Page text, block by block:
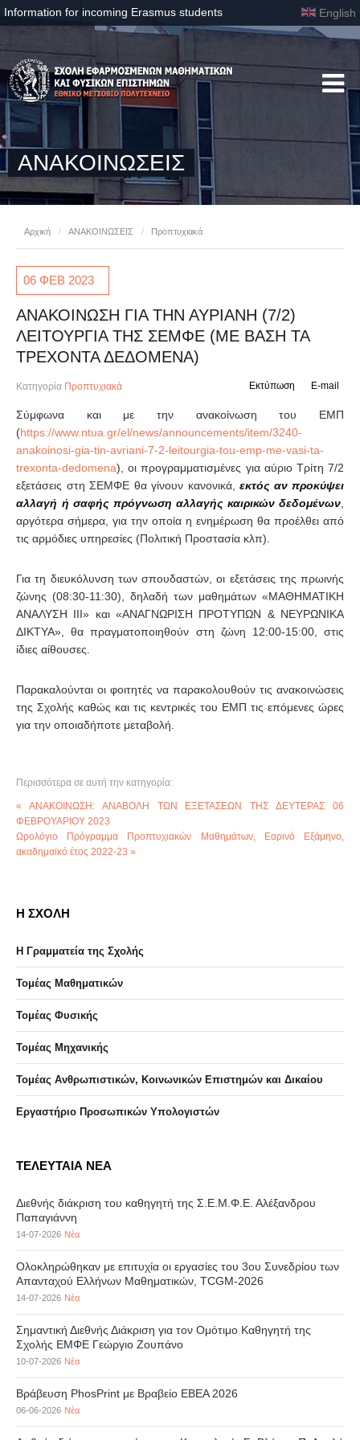
Information for incoming Erasmus students English
ΑΝΑΚΟΙΝΩΣΕΙΣ
Αρχική / ΑΝΑΚΟΙΝΩΣΕΙΣ / Προπτυχιακά
06 ΦΕΒ 2023
ΑΝΑΚΟΙΝΩΣΗ ΓΙΑ ΤΗΝ ΑΥΡΙΑΝΗ (7/2)
ΛΕΙΤΟΥΡΓΙΑ ΤΗΣ ΣΕΜΦΕ (ΜΕ ΒΑΣΗ ΤΑ
ΤΡΕΧΟΝΤΑ ΔΕΔΟΜΕΝΑ)
Κατηγορία Προπτυχιακά E-mail
Εκτύπωση
Σύμφωνα και με την ανακοίνωση του ΕΜΠ
(https://www.ntua.gr/el/news/announcements/item/3240-
anakoinosi-gia-tin-avriani-7-2-leitourgia-tou-emp-me-vasi-ta-
trexonta-dedomena), οι προγραμματισμένες για αύριο Τρίτη 7/2
εξετάσεις στη ΣΕΜΦΕ θα γίνουν κανονικά, εκτός αν προκύψει
αλλαγή ή σαφής πρόγνωση αλλαγής καιρικών δεδομένων
αργότερα σήμερα, για την οποία η ενημέρωση θα προέλθει από
τις αρμόδιες υπηρεσίες (Πολιτική Προστασία κλπ).
Για τη διευκόλυνση των σπουδαστών, οι εξετάσεις της πρωινής
ζώνης (08:30-11:30), δηλαδή των μαθημάτων «ΜΑΘΗΜΑΤΙΚΗ
ΑΝΑΛΥΣΗ ΙΙΙ» και «ΑΝΑΓΝΩΡΙΣΗ ΠΡΟΤΥΠΩΝ & ΝΕΥΡΩΝΙΚΑ
ΔΙΚΤΥΑ», θα πραγματοποιηθούν στη ζώνη 12:00-15:00, στις
ίδιες αίθουσες.
Παρακαλούνται οι φοιτητές να παρακολουθούν τις ανακοινώσεις
της Σχολής καθώς και τις κεντρικές του ΕΜΠ τις επόμενες ώρες
για την οποιαδήποτε μεταβολή.
Περισσότερα σε αυτή την κατηγορία:
« ΑΝΑΚΟΙΝΩΣΗ: ΑΝΑΒΟΛΗ ΤΩΝ ΕΞΕΤΑΣΕΩΝ ΤΗΣ ΔΕΥΤΕΡΑΣ 06
ΦΕΒΡΟΥΑΡΙΟΥ 2023
Ωρολόγιο Πρόγραμμα Προπτυχιακών Μαθημάτων, Εαρινό Εξάμηνο,
ακαδημαϊκό έτος 2022-23 »
Η ΣΧΟΛΗ
Η Γραμματεία της Σχολής
Τομέας Μαθηματικών
Τομέας Φυσικής
Τομέας Μηχανικής
Τομέας Ανθρωπιστικών, Κοινωνικών Επιστημών και Δικαίου
Eργαστήριo Προσωπικών Υπολογιστών
ΤΕΛΕΥΤΑΙΑ ΝΕΑ
Διεθνής διάκριση του καθηγητή της Σ.Ε.Μ.Φ.Ε. Αλέξανδρου
Παπαγιάννη
14-07-2026 Νέα
Ολοκληρώθηκαν με επιτυχία οι εργασίες του 3ου Συνεδρίου των
Απανταχού Ελλήνων Μαθηματικών, TCGM-2026
14-07-2026 Νέα
Σημαντική Διεθνής Διάκριση για τον Ομότιμο Καθηγητή της
Σχολής ΕΜΦΕ Γεώργιο Ζουπάνο
10-07-2026 Νέα
Βράβευση PhosPrint με Βραβείο ΕΒΕΑ 2026
06-06-2026 Νέα